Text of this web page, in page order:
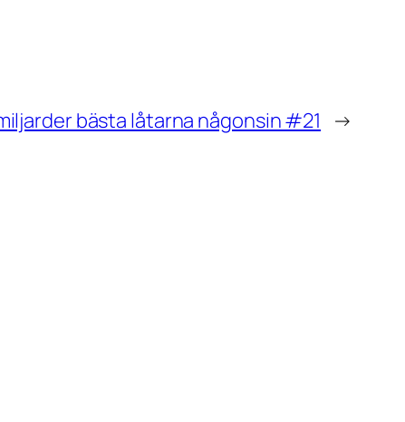
bästa låtarna någonsin #21 →